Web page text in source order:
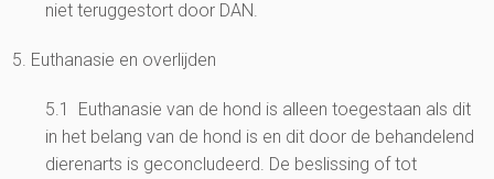
niet teruggestort door DAN.
5. Euthanasie en overlijden
5.1 Euthanasie van de hond is alleen toegestaan als dit
in het belang van de hond is en dit door de behandelend
dierenarts is geconcludeerd. De beslissing of tot